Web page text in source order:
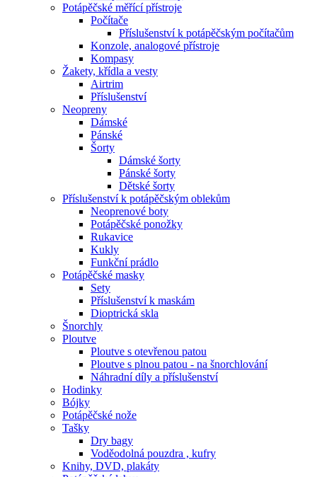
Potápěčské měřící přístroje
Počítače
Příslušenství k potápěčským počítačům
Konzole, analogové přístroje
Kompasy
Žakety, křídla a vesty
Airtrim
Příslušenství
Neopreny
Dámské
Pánské
Šorty
Dámské šorty
Pánské šorty
Dětské šorty
Příslušenství k potápěčským oblekům
Neoprenové boty
Potápěčské ponožky
Rukavice
Kukly
Funkční prádlo
Potápěčské masky
Sety
Příslušenství k maskám
Dioptrická skla
Šnorchly
Ploutve
Ploutve s otevřenou patou
Ploutve s plnou patou - na šnorchlování
Náhradní díly a příslušenství
Hodinky
Bójky
Potápěčské nože
Tašky
Dry bagy
Voděodolná pouzdra , kufry
Knihy, DVD, plakáty